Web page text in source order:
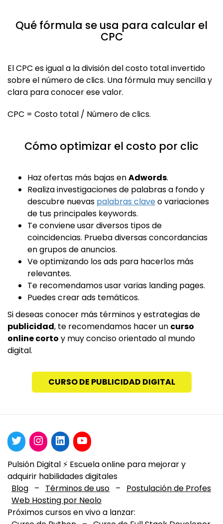
Qué fórmula se usa para calcular el
CPC
El CPC es igual a la división del costo total invertido
sobre el número de clics. Una fórmula muy sencilla y
clara para conocer ese valor.
CPC = Costo total / Número de clics.
Cómo optimizar el costo por clic
Haz ofertas más bajas enAdwords.
Realiza investigaciones de palabras a fondo y
descubre nuevas palabras claveo variaciones
de tus principales keywords.
Te conviene usar diversos tipos de
coincidencias. Prueba diversas concordancias
en grupos de anuncios.
Ve optimizando los ads para hacerlos más
relevantes.
Te recomendamos usar varias landing pages.
Puedes crear ads temáticos.
Si deseas conocer más términos y estrategias de
publicidad, te recomendamos hacer un curso
online corto y muy conciso orientado al mundo
digital.
CURSO DE PUBLICIDAD DIGITAL
Pulsión Digital ⚡️ Escuela online para mejorar y
adquirir habilidades digitales
Blog – Términos de uso –
Postulación de Profes
Web Hosting por Neolo
Próximos cursos en vivo a lanzar: